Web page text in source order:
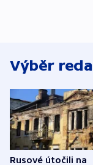
Výběr
Rusové útočili na